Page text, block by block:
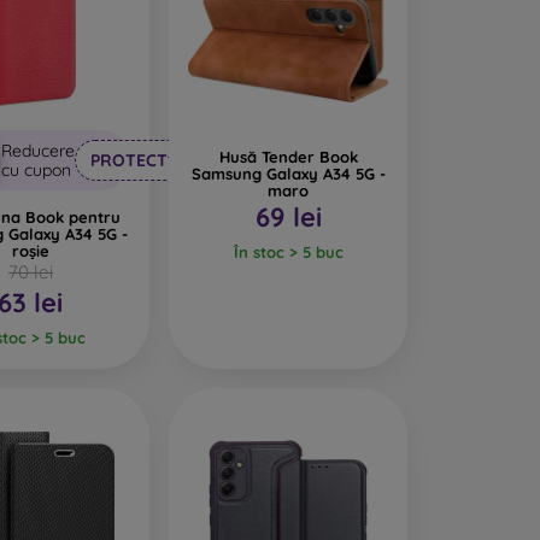
huselor un design interesant. Dezavantajul
reciclate, astfel încât se pot descompune
important.
telefon, fabricate din diverse materiale.
Reducere
cu cupon
PROTECT10
Book pentru
Galaxy A34 5G -
roșie
70 lei
63 lei
> 5 buc
Husă Tender Book
Samsung Galaxy A34 5G -
maro
69 lei
În stoc > 5 buc